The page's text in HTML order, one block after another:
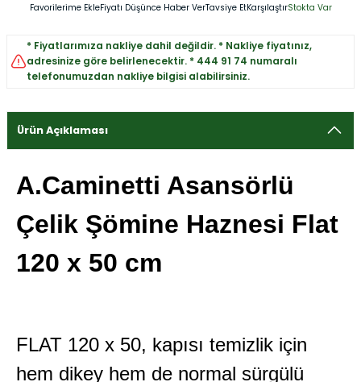
Fiyatı Düşünce Haber VerTavsiye EtKarşılaştırStokta Var
* Fiyatlarımıza nakliye dahil değildir. * Nakliye fiyatınız,
adresinize göre belirlenecektir. * 444 91 74 numaralı
telefonumuzdan nakliye bilgisi alabilirsiniz.
Ürün Açıklaması
A.Caminetti Asansörlü
Çelik Şömine Haznesi Flat
120 x 50 cm
FLAT 120 x 50, kapısı temizlik için
hem dikey hem de normal sürgülü